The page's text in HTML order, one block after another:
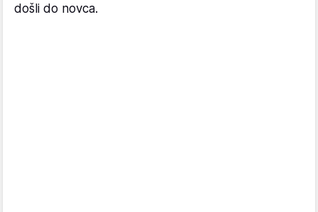
došli do novca.